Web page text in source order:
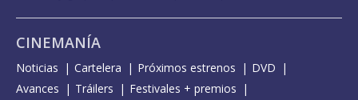
CINEMANÍA
Noticias Cartelera Próximos estrenos
DVD
Avances
Tráilers
Festivales + premios